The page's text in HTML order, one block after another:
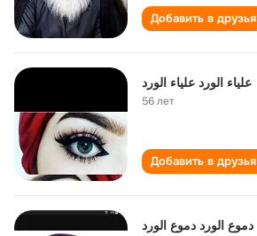
Добавить в друзья
علياء الورد علياء الورد
56 лет
Добавить в друзья
دموع الورد دموع الورد